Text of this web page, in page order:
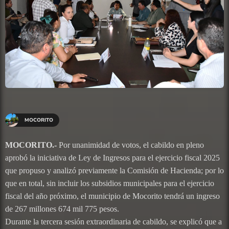
MOCORITO
MOCORITO.- Por unanimidad de votos, el cabildo en pleno
aprobó la iniciativa de Ley de Ingresos para el ejercicio fiscal 2025
que propuso y analizó previamente la Comisión de Hacienda; por lo
que en total, sin incluir los subsidios municipales para el ejercicio
fiscal del año próximo, el municipio de Mocorito tendrá un ingreso
de 267 millones 674 mil 775 pesos.
Durante la tercera sesión extraordinaria de cabildo, se explicó que a